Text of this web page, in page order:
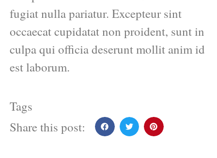
fugiat nulla pariatur. Excepteur sint
occaecat cupidatat non proident, sunt in
culpa qui officia deserunt mollit anim id
est laborum.
Tags
Share this post: